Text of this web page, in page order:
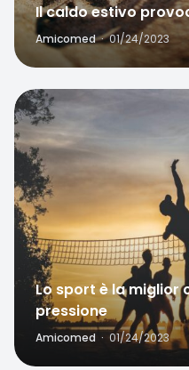
Il caldo estivo
Amicomed · 01/24/2023
Favorite
Lo sport è la miglior
pressione
Amicomed · 01/24/2023